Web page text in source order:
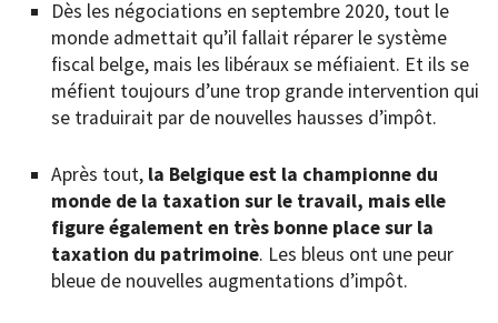
Dès les négociations en septembre 2020, tout le
monde admettait qu’il fallait réparer le système
fiscal belge, mais les libéraux se méfiaient. Et ils se
méfient toujours d’une trop grande intervention qui
se traduirait par de nouvelles hausses d’impôt.
Après tout, la Belgique est la championne du
monde de la taxation sur le travail, mais elle
figure également en très bonne place sur la
taxation du patrimoine. Les bleus ont une peur
bleue de nouvelles augmentations d’impôt.